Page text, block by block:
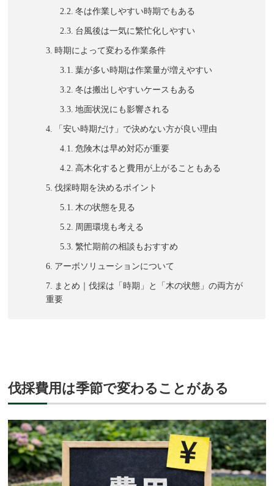
冬は作業しやすい時期でもある
台風後は一気に繁忙化しやすい
時期によって変わる作業条件
葉が多い時期は作業量が増えやすい
冬は搬出しやすいケースもある
地面状況にも影響される
「安い時期だけ」で決めない方が良い理由
危険木は早め対応が重要
高木化すると費用が上がることもある
伐採時期を決めるポイント
木の状態を見る
周囲環境も考える
繁忙期前の相談もおすすめ
アーボソリューションについて
まとめ｜伐採は「時期」と「木の状態」の両方が
重要
伐採費用は季節で変わることがある